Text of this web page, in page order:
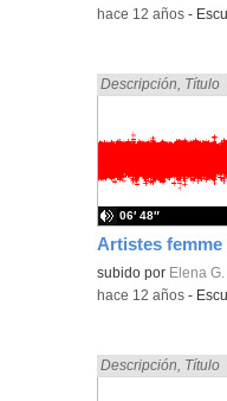
-hace 12 años -
Artistes femme
Encontrado
Descripción Título
subido por Elena G.
06′ 48″
-hace 12 años -
Encontrado
Descripción Título